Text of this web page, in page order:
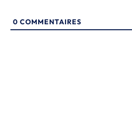
0 COMMENTAIRES